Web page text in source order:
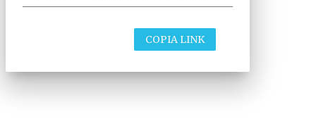
COPIA LINK